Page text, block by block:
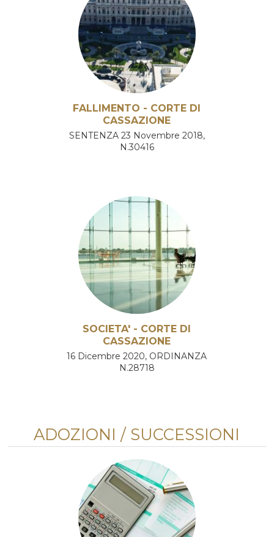
FALLIMENTO - CORTE DI
CASSAZIONE
SENTENZA 23 Novembre 2018,
N.30416
SOCIETA' - CORTE DI
CASSAZIONE
16 Dicembre 2020, ORDINANZA
N.28718
ADOZIONI / SUCCESSIONI